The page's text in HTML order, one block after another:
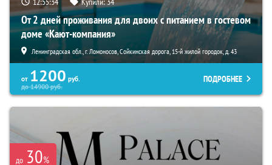
От 2 дней проживания для двоих с питанием в гостевом
доме «Кают-компания»
Ленинградская обл., г. Ломоносов, Сойкинская дорога, 15-й жилой городок, д. 43
от 1200 руб.
до14900руб.
ПОДРОБНЕЕ
до 30%